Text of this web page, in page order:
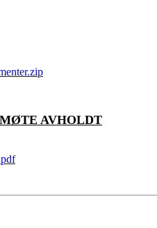
AVHOLDT